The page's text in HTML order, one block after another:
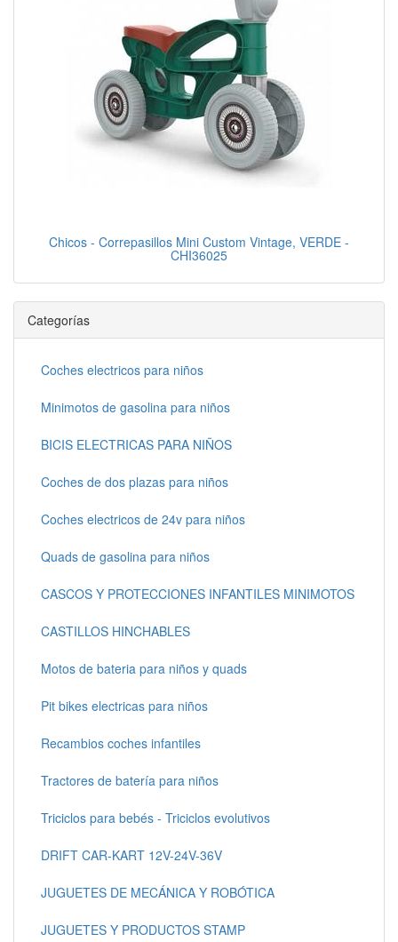
Chicos - Correpasillos Mini Custom Vintage, VERDE -
CHI36025
Categorías
Coches electricos para niños
Minimotos de gasolina para niños
BICIS ELECTRICAS PARA NIÑOS
Coches de dos plazas para niños
Coches electricos de 24v para niños
Quads de gasolina para niños
CASCOS Y PROTECCIONES INFANTILES MINIMOTOS
CASTILLOS HINCHABLES
Motos de bateria para niños y quads
Pit bikes electricas para niños
Recambios coches infantiles
Tractores de batería para niños
Triciclos para bebés - Triciclos evolutivos
DRIFT CAR-KART 12V-24V-36V
JUGUETES DE MECÁNICA Y ROBÓTICA
JUGUETES Y PRODUCTOS STAMP